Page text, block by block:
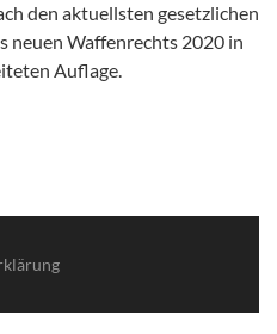
den aktuellsten gesetzlichen
neuen Waffenrechts 2020 in
Auflage.